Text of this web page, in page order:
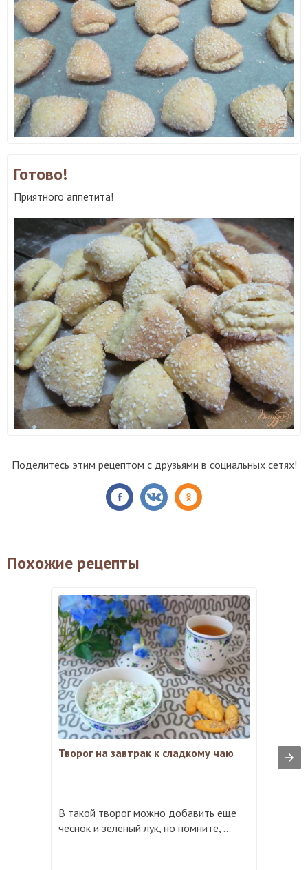
Готово!
Приятного аппетита!
Поделитесь этим рецептом с друзьями в социальных сетях!
Похожие рецепты
Творог на завтрак к сладкому чаю
В такой творог можно добавить еще
чеснок и зеленый лук, но помните, ...